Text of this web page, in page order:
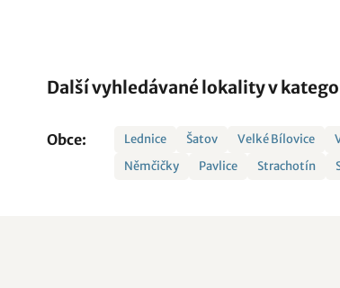
Další vyhledávané lokality v
Obce: Lednice Šatov Velké Bílovice
Němčičky
Pavlice Strachotín